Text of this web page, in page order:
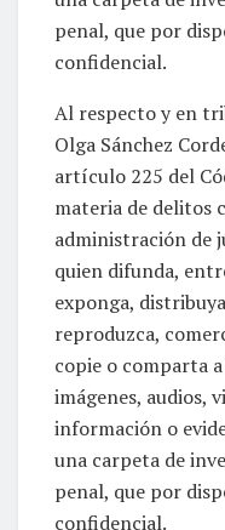
penal, que por
confidencial.
Al respecto y en
Olga Sánchez
artículo 225 del
materia de delitos
administración de
quien difunda,
exponga,
reproduzca,
copie o comparta
imágenes, audios,
información o
una carpeta de
penal, que por
confidencial.